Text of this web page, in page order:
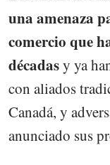
una amenaza
comercio que
décadasy ya
con aliados
Canadá, y
anunciado sus